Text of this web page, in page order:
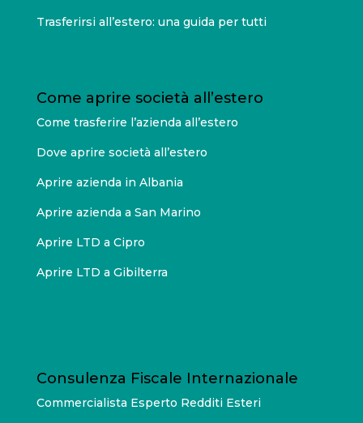
Trasferirsi all’estero: una guida per tutti
Come aprire società all’estero
Come trasferire l’azienda all’estero
Dove aprire società all’estero
Aprire azienda in Albania
Aprire azienda a San Marino
Aprire LTD a Cipro
Aprire LTD a Gibilterra
Consulenza Fiscale Internazionale
Commercialista Esperto Redditi Esteri